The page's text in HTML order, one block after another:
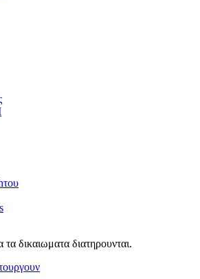
δικαιωματα διατηρουνται.